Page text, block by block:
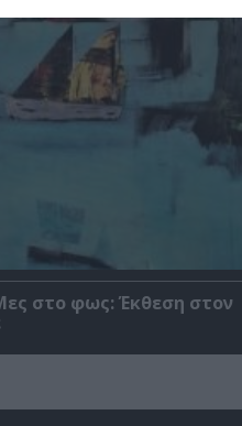
στο φως: Έκθεση στον